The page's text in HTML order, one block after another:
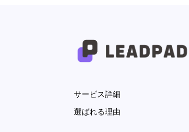
サービス詳細
選ばれる理由